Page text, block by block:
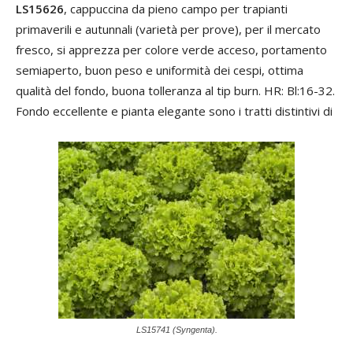
LS15626, cappuccina da pieno campo per trapianti
primaverili e autunnali (varietà per prove), per il mercato
fresco, si apprezza per colore verde acceso, portamento
semiaperto, buon peso e uniformità dei cespi, ottima
qualità del fondo, buona tolleranza al tip burn. HR: Bl:16-32.
Fondo eccellente e pianta elegante sono i tratti distintivi di
LS15741 (Syngenta).